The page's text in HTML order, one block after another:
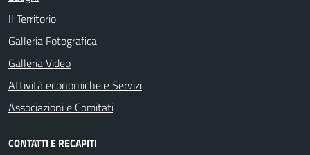
Il Territorio
Galleria Fotografica
Galleria Video
Attività economiche e Servizi
Associazioni e Comitati
CONTATTI E RECAPITI